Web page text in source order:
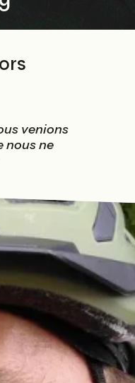
venions
nous ne